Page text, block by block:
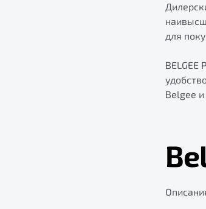
для
Belgee